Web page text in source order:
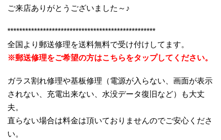
ご来店ありがとうございました～♪
**************************************************
全国より郵送修理を送料無料で受け付けしてます。
※郵送修理をご希望の方はこちらをタップしてください。
ガラス割れ修理や基板修理（電源が入らない、画面が表示
されない、充電出来ない、水没データ復旧など）も大丈
夫。
直らない場合は料金は頂いておりませんのでご安心くださ
い。